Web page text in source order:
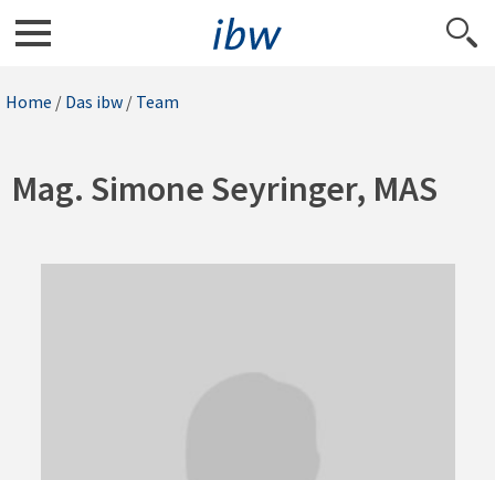
Home / Das ibw / Team
Mag. Simone Seyringer, MAS